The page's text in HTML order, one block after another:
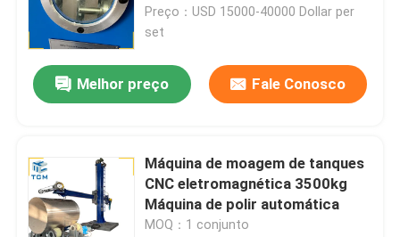
Preço：USD 15000-40000 Dollar per
set
Melhor preço Fale Conosco
Máquina de moagem de tanques
CNC eletromagnética 3500kg
Máquina de polir automática
MOQ：1 conjunto